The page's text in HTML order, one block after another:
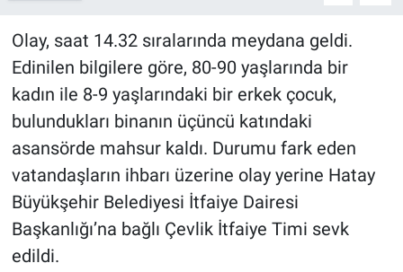
Olay, saat 14.32 sıralarında meydana geldi.
Edinilen bilgilere göre, 80-90 yaşlarında bir
kadın ile 8-9 yaşlarındaki bir erkek çocuk,
bulundukları binanın üçüncü katındaki
asansörde mahsur kaldı. Durumu fark eden
vatandaşların ihbarı üzerine olay yerine Hatay
Büyükşehir Belediyesi İtfaiye Dairesi
Başkanlığı’na bağlı Çevlik İtfaiye Timi sevk
edildi.